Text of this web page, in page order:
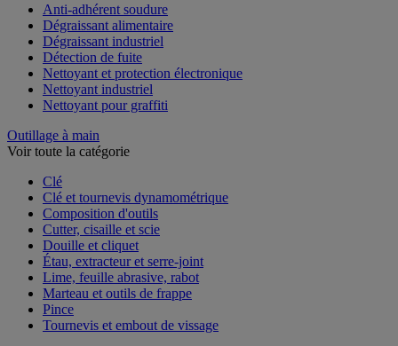
Anti-adhérent soudure
Dégraissant alimentaire
Dégraissant industriel
Détection de fuite
Nettoyant et protection électronique
Nettoyant industriel
Nettoyant pour graffiti
Outillage à main
Voir toute la catégorie
Clé
Clé et tournevis dynamométrique
Composition d'outils
Cutter, cisaille et scie
Douille et cliquet
Étau, extracteur et serre-joint
Lime, feuille abrasive, rabot
Marteau et outils de frappe
Pince
Tournevis et embout de vissage